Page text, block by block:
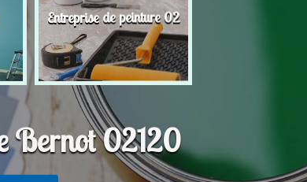
Entreprise de peinture 02
Bernot 02120